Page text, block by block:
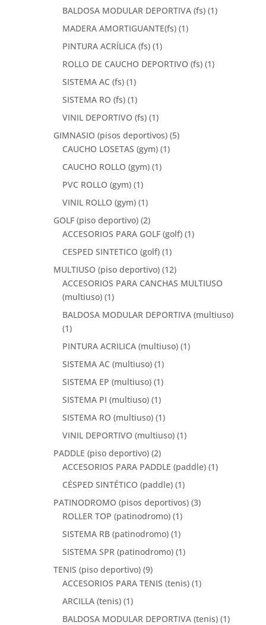
BALDOSA MODULAR DEPORTIVA (fs) (1)
MADERA AMORTIGUANTE(fs) (1)
PINTURA ACRÍLICA (fs) (1)
ROLLO DE CAUCHO DEPORTIVO (fs) (1)
SISTEMA AC (fs) (1)
SISTEMA RO (fs) (1)
VINIL DEPORTIVO (fs) (1)
GIMNASIO (pisos deportivos) (5)
CAUCHO LOSETAS (gym) (1)
CAUCHO ROLLO (gym) (1)
PVC ROLLO (gym) (1)
VINIL ROLLO (gym) (1)
GOLF (piso deportivo) (2)
ACCESORIOS PARA GOLF (golf) (1)
CESPED SINTETICO (golf) (1)
MULTIUSO (piso deportivo) (12)
ACCESORIOS PARA CANCHAS MULTIUSO
(multiuso) (1)
BALDOSA MODULAR DEPORTIVA (multiuso)
(1)
PINTURA ACRILICA (multiuso) (1)
SISTEMA AC (multiuso) (1)
SISTEMA EP (multiuso) (1)
SISTEMA PI (multiuso) (1)
SISTEMA RO (multiuso) (1)
VINIL DEPORTIVO (multiuso) (1)
PADDLE (piso deportivo) (2)
ACCESORIOS PARA PADDLE (paddle) (1)
CÉSPED SINTÉTICO (paddle) (1)
PATINODROMO (pisos deportivos) (3)
ROLLER TOP (patinodromo) (1)
SISTEMA RB (patinodromo) (1)
SISTEMA SPR (patinodromo) (1)
TENIS (piso deportivo) (9)
ACCESORIOS PARA TENIS (tenis) (1)
ARCILLA (tenis) (1)
BALDOSA MODULAR DEPORTIVA (tenis) (1)